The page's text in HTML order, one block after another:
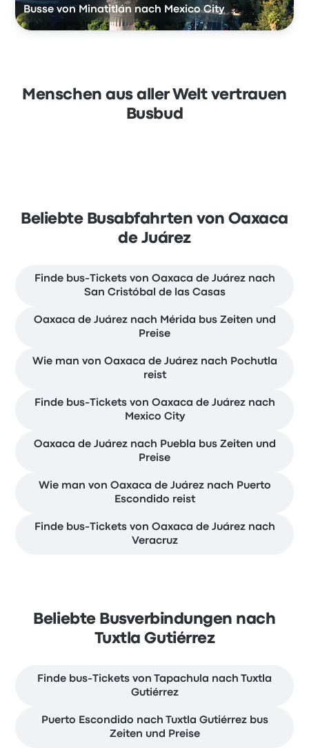
Busse von Minatitlán nach Mexico City
Menschen aus aller Welt vertrauen
Busbud
Beliebte Busabfahrten von Oaxaca
de Juárez
Finde bus-Tickets von Oaxaca de Juárez nach
San Cristóbal de las Casas
Oaxaca de Juárez nach Mérida bus Zeiten und
Preise
Wie man von Oaxaca de Juárez nach Pochutla
reist
Finde bus-Tickets von Oaxaca de Juárez nach
Mexico City
Oaxaca de Juárez nach Puebla bus Zeiten und
Preise
Wie man von Oaxaca de Juárez nach Puerto
Escondido reist
Finde bus-Tickets von Oaxaca de Juárez nach
Veracruz
Beliebte Busverbindungen nach
Tuxtla Gutiérrez
Finde bus-Tickets von Tapachula nach Tuxtla
Gutiérrez
Puerto Escondido nach Tuxtla Gutiérrez bus
Zeiten und Preise